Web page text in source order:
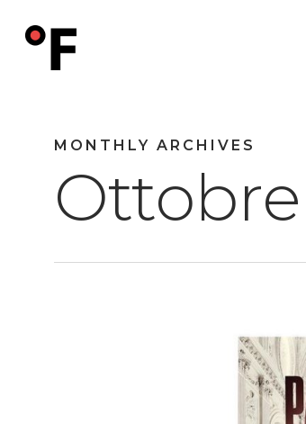
MONTHLY ARCHIVES
Ottobre